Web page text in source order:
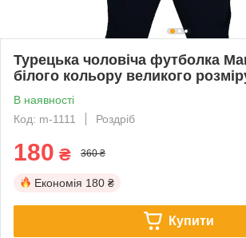
Турецька чоловіча футболка
білого кольору великого
В наявності
Код: m-1111
Роздріб
180 ₴ 360 ₴
Економія 180 ₴
Купити